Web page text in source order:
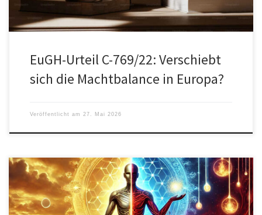
EuGH-Urteil C-769/22: Verschiebt
sich die Machtbalance in Europa?
Veröffentlicht am 27. Mai 2026